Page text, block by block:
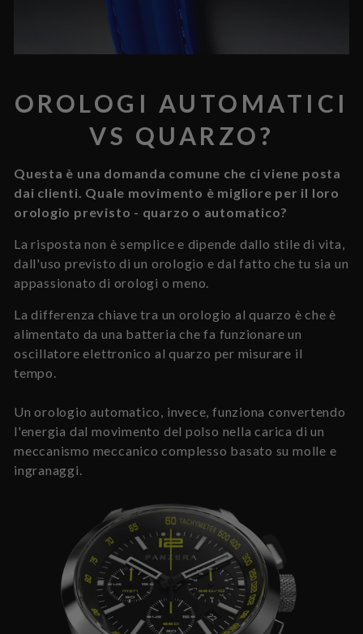
OROLOGI AUTOMATICI
VS QUARZO?
Questa è una domanda comune che ci viene posta
dai clienti. Quale movimento è migliore per il loro
orologio previsto - quarzo o automatico?
La risposta non è semplice e dipende dallo stile di vita,
dall'uso previsto di un orologio e dal fatto che tu sia un
appassionato di orologi o meno.
La differenza chiave tra un orologio al quarzo è che è
alimentato da una batteria che fa funzionare un
oscillatore elettronico al quarzo per misurare il
tempo.
Un orologio automatico, invece, funziona convertendo
l'energia dal movimento del polso nella carica di un
meccanismo meccanico complesso basato su molle e
ingranaggi.